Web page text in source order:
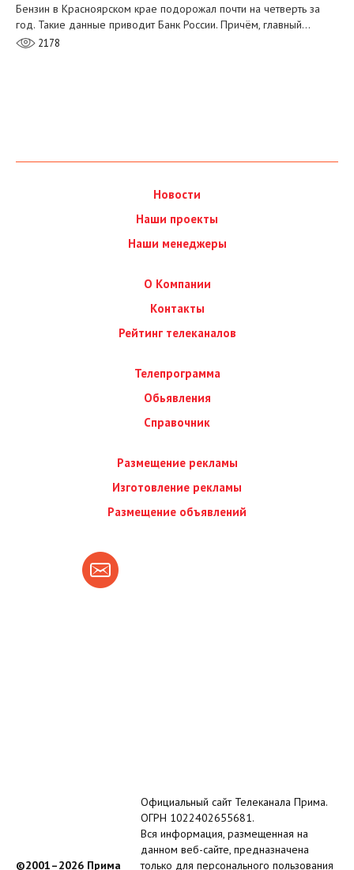
Бензин в Красноярском крае подорожал почти на четверть за
год. Такие данные приводит Банк России. Причём, главный…
2178
Новости
Наши проекты
Наши менеджеры
О Компании
Контакты
Рейтинг телеканалов
Телепрограмма
Обьявления
Справочник
Размещение рекламы
Изготовление рекламы
Размещение объявлений
©2001–2026 Прима
Официальный сайт Телеканала Прима.
ОГРН 1022402655681.
Вся информация, размещенная на
данном веб-сайте, предназначена
только для персонального пользования